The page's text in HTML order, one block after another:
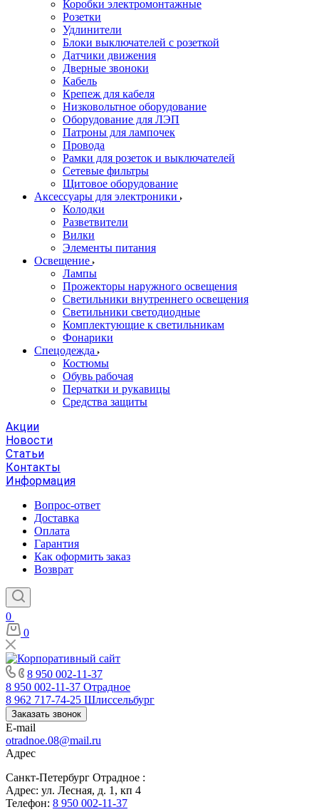
Коробки электромонтажные
Розетки
Удлинители
Блоки выключателей с розеткой
Датчики движения
Дверные звоноки
Кабель
Крепеж для кабеля
Низковольтное оборудование
Оборудование для ЛЭП
Патроны для лампочек
Провода
Рамки для розеток и выключателей
Сетевые фильтры
Щитовое оборудование
Аксессуары для электроники
Колодки
Разветвители
Вилки
Элементы питания
Освещение
Лампы
Прожекторы наружного освещения
Светильники внутреннего освещения
Светильники светодиодные
Комплектующие к светильникам
Фонарики
Спецодежда
Костюмы
Обувь рабочая
Перчатки и рукавицы
Средства защиты
Акции
Новости
Статьи
Контакты
Информация
Вопрос-ответ
Доставка
Оплата
Гарантия
Как оформить заказ
Возврат
0
0
8 950 002-11-37
8 950 002-11-37 Отрадное
8 962 717-74-25 Шлиссельбург
Заказать звонок
E-mail
otradnoe.08@mail.ru
Адрес
Санкт-Петербург Отрадное :
Адрес: ул. Лесная, д. 1, кп 4
Телефон: 8 950 002-11-37